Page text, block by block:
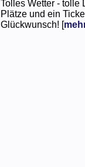
Tolles Wetter - tolle
Plätze und ein
Glückwunsch! [